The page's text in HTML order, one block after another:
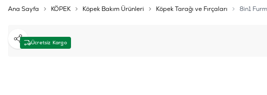
Ana Sayfa KÖPEK Köpek Bakım Ürünleri Köpek Tarağı ve Fırçaları 8in1
Ücretsiz Kargo
Paylaş